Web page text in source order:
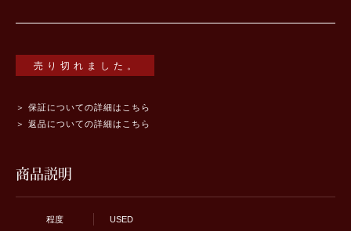
売り切れました。
＞ 保証についての詳細はこちら
＞ 返品についての詳細はこちら
商品説明
程度 USED